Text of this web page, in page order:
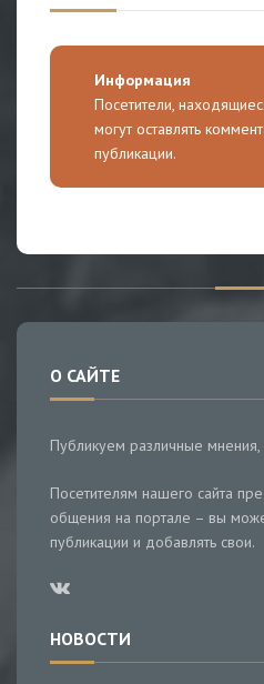
Информация
Посетители,
могут оставлять
публикации.
О САЙТЕ
Публикуем различные мнения,
Посетителям нашего сайта
общения на портале – вы
публикации и добавлять свои.
НОВОСТИ